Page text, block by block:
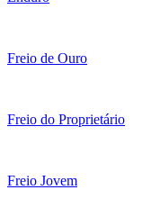
Freio de Ouro
Freio do Proprietário
Freio Jovem